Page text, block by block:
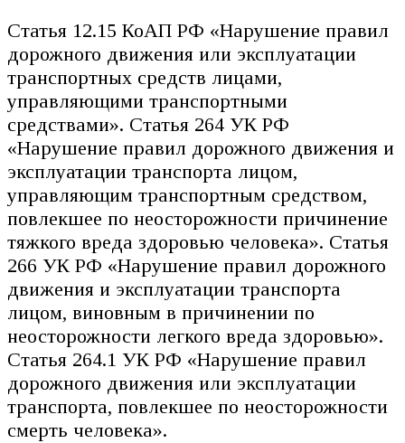
Статья 12.15 КоАП РФ «Нарушение правил
дорожного движения или эксплуатации
транспортных средств лицами,
управляющими транспортными
средствами». Статья 264 УК РФ
«Нарушение правил дорожного движения и
эксплуатации транспорта лицом,
управляющим транспортным средством,
повлекшее по неосторожности причинение
тяжкого вреда здоровью человека». Статья
266 УК РФ «Нарушение правил дорожного
движения и эксплуатации транспорта
лицом, виновным в причинении по
неосторожности легкого вреда здоровью».
Статья 264.1 УК РФ «Нарушение правил
дорожного движения или эксплуатации
транспорта, повлекшее по неосторожности
смерть человека».